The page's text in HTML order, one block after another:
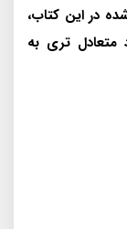
در این کتاب،
متعادل تری به